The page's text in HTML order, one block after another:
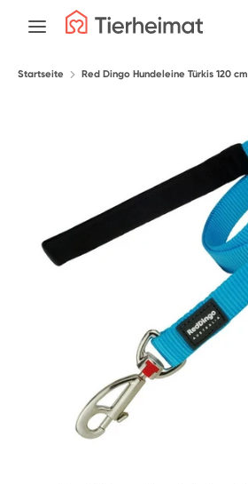
Durchsuche
unseren
SuchenDurchsuche
Startseite Red Dingo Hundeleine Türkis 120 cm